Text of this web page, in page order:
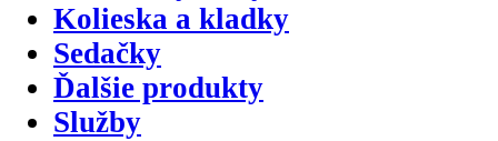
Kolieska a kladky
Sedačky
Ďalšie produkty
Služby